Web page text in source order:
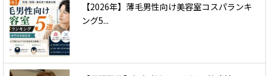
【2026年】薄毛男性向け美容室コスパランキ
ング5...